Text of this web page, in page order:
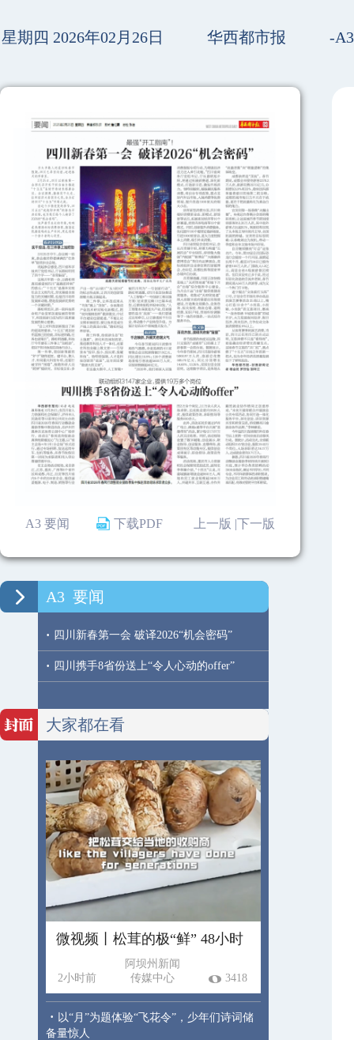
星期四 2026年02月26日 华西都市报 -
A3 要闻 下载PDF 下一版
上一版 |
A3 要闻
· 四川新春第一会 破译2026“机会密码”
· 四川携手8省份送上“令人心动的offer”
大家都在看
微视频丨松茸的极“鲜” 48小时
2小时前
阿坝州新闻
传媒中心
3418
· 以“月”为题体验“飞花令”，少年们诗词储
备量惊人